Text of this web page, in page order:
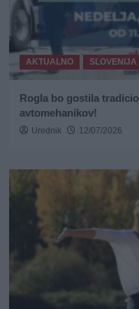
AKTUALNO SLOVENIJA
Rogla bo gostila
avtomehanikov!
Urednik 12/07/2026